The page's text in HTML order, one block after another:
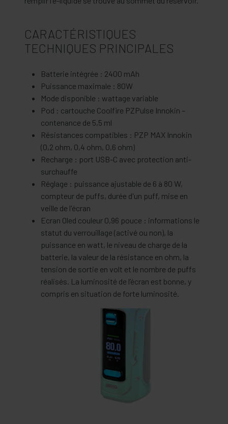
CARACTÉRISTIQUES
TECHNIQUES PRINCIPALES
Batterie intégrée : 2400 mAh
Puissance maximale : 80W
Mode disponible : wattage variable
Pod : cartouche Coolfire PZPulse Innokin –
contenance de 5,5 ml
Résistances compatibles : PZP MAX Innokin
(0,2 ohm, 0,4 ohm, 0,6 ohm)
Recharge : port USB-C avec protection anti-
surchauffe
Réglage : puissance ajustable de 6 à 80 W,
compteur de puffs, durée d'un puff, mise en
veille de l'écran
Ecran Oled couleur 0,96 pouce : informations le
statut du verrouillage (activé ou non), la
puissance en watt, le niveau de charge de la
batterie, la valeur de la résistance en ohm, la
tension de sortie en volt et le nombre de puffs
réalisés. La luminosité de l’écran est bonne, y
compris en situation de forte luminosité.